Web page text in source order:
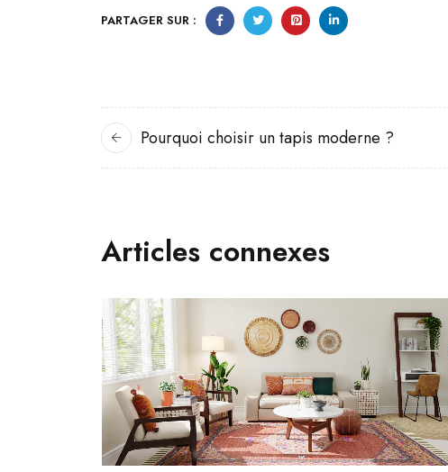
PARTAGER SUR :
Pourquoi choisir un tapis moderne ?
Articles connexes